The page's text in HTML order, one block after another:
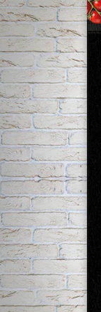
La piattaforma
migliori lavori.
creativi,
Italiano
Copyright © 2010-